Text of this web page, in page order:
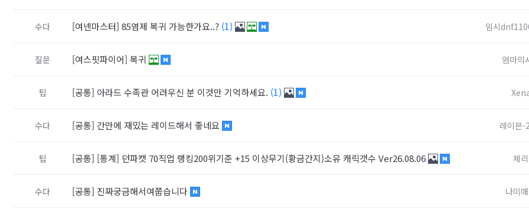
수다 [여넨마스터] 85염제 복귀 가능한가요..? (1) 임시
질문 [여스핏파이어] 복귀 엄마의
팁 [공통] 아라드 수족관 어려우신 분 이것만 기억하세요. (1)
수다 [공통] 간만에 재밌는 레이드해서 좋네요 레이븐-
팁 [공통] [통계] 던파캣 70직업 랭킹200위기준 +15 이상무기(황금간지)소유 캐릭갯수 Ver26.08.06 체리
수다 [공통] 진짜궁금해서여쭙습니다 나미